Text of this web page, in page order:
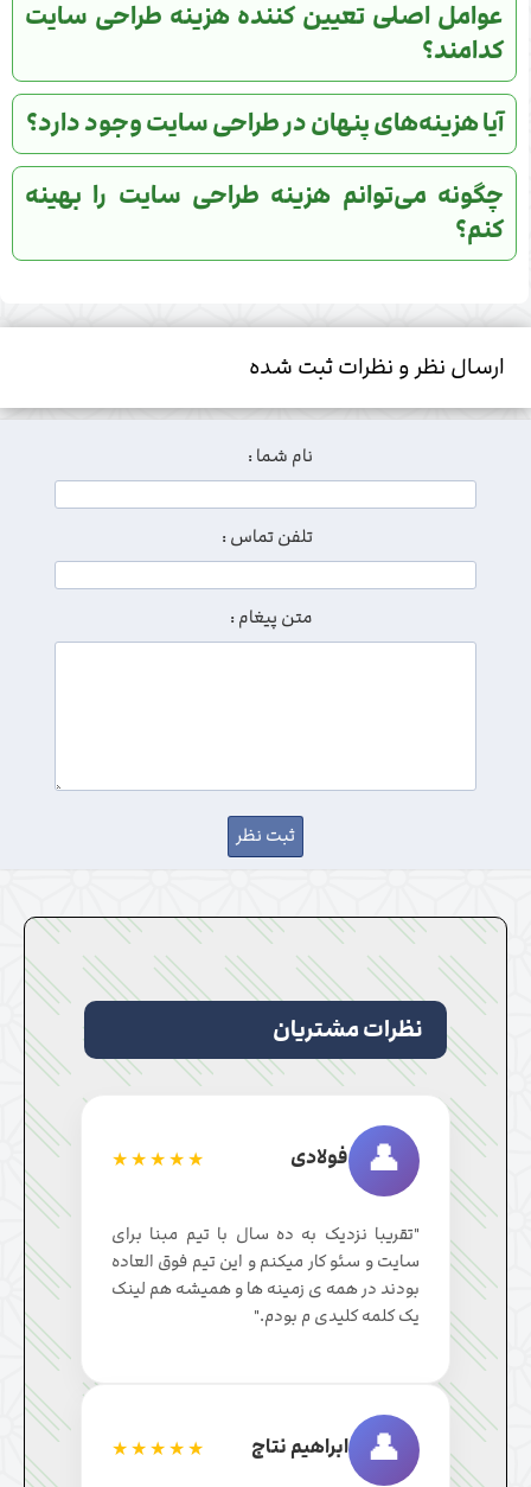
نظرات مشتریان
👤 فولادی ★★★★★
"تقریبا نزدیک به ده سال با تیم مبنا برای
سایت و سئو کار میکنم و این تیم فوق العاده
بودند در همه ی زمینه ها و همیشه هم لینک
یک کلمه کلیدی م بودم."
👤 ابراهیم نتاج ★★★★★
عوامل اصلی تعیین کننده هزینه طراحی سایت
کدامند؟
آیا هزینه‌های پنهان در طراحی سایت وجود دارد؟
چگونه می‌توانم هزینه طراحی سایت را بهینه
کنم؟
ارسال نظر و نظرات ثبت شده
نام شما :
تلفن تماس :
متن پیغام :